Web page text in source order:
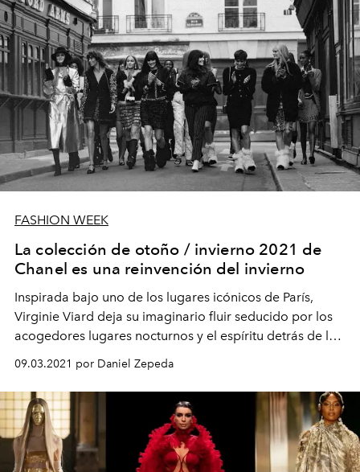
FASHION WEEK
La colección de otoño / invierno 2021 de
Chanel es una reinvención del invierno
Inspirada bajo uno de los lugares icónicos de París,
Virginie Viard deja su imaginario fluir seducido por los
acogedores lugares nocturnos y el espíritu detrás de la
09.03.2021 por Daniel Zepeda